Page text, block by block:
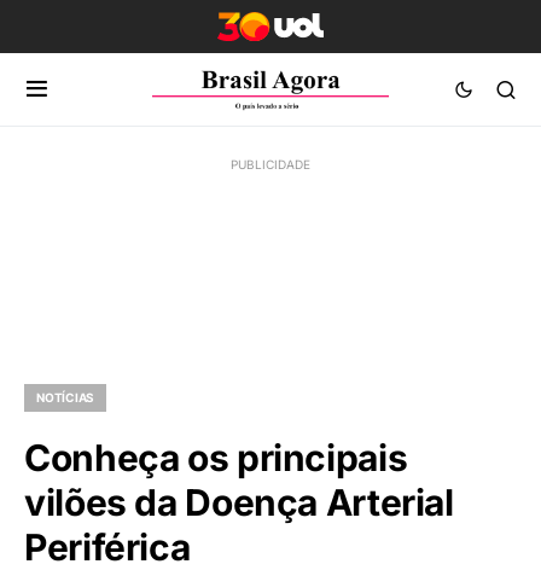
NOTÍCIAS
Conheça os principais
vilões da Doença Arterial
Periférica